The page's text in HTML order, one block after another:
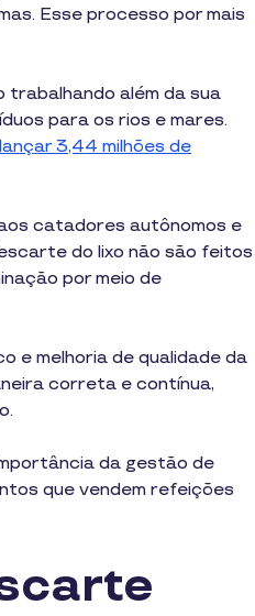
Esse processo por mais
trabalhando além da sua
para os rios e mares.
3,44 milhões de
catadores autônomos e
do lixo não são feitos
por meio de
e melhoria de qualidade da
correta e contínua,
da gestão de
que vendem refeições